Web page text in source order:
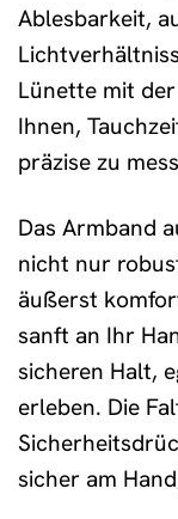
Ablesbarkeit,
Lünette mit
Ihnen,
präzise zu
Das Armband
nicht nur
äußerst
sanft an Ihr
sicheren Halt,
erleben. Die
sicher am